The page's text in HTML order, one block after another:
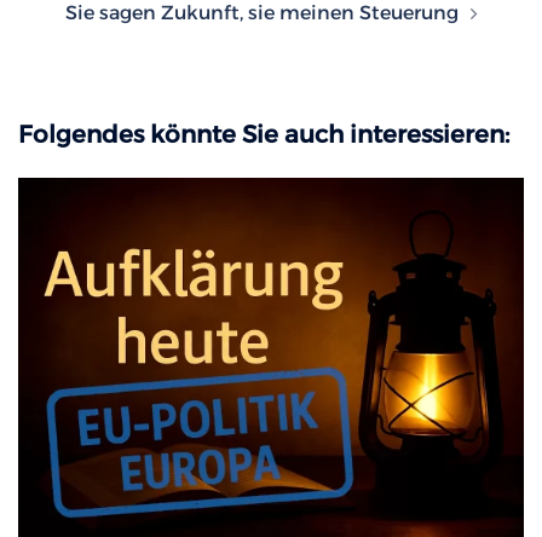
Sie sagen Zukunft, sie meinen Steuerung
Folgendes könnte Sie auch interessieren: